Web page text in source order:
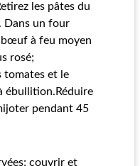
les pâtes du
Dans un four
à feu moyen
rosé;
tomates et le
ébullition.Réduire
pendant 45
couvrir et